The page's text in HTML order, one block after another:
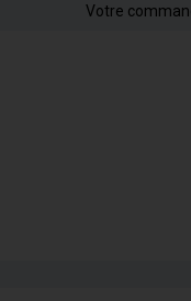
Votre